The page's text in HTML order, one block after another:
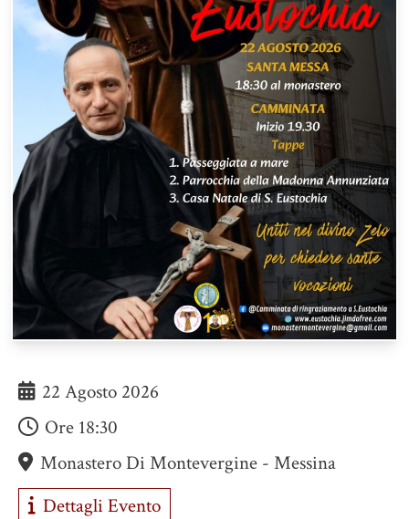
22 Agosto 2026
Ore 18:30
Monastero Di Montevergine - Messina
Dettagli Evento